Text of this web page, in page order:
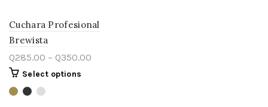
Cuchara Profesional
Brewista
Q285.00 – Q350.00
Select options